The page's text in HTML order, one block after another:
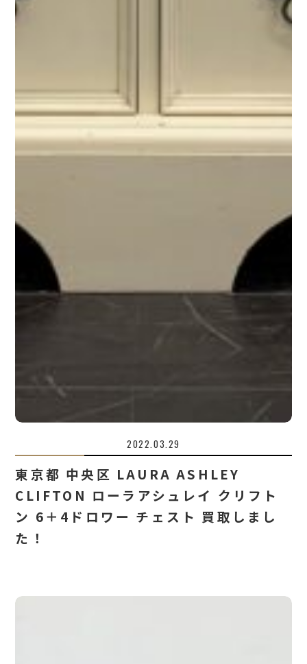
2022.03.29
東京都 中央区 LAURA ASHLEY
CLIFTON ローラアシュレイ クリフト
ン 6＋4ドロワー チェスト 買取しまし
た！